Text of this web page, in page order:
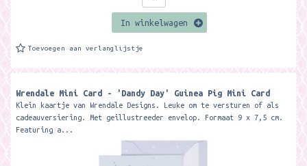
In winkelwagen
Toevoegen aan verlanglijstje
Wrendale Mini Card - 'Dandy Day' Guinea Pig Mini Card ​
Klein kaartje van Wrendale Designs. Leuke om te versturen of als
cadeauversiering. Met geillustreeder envelop. Formaat 9 x 7,5 cm.
Featuring a...